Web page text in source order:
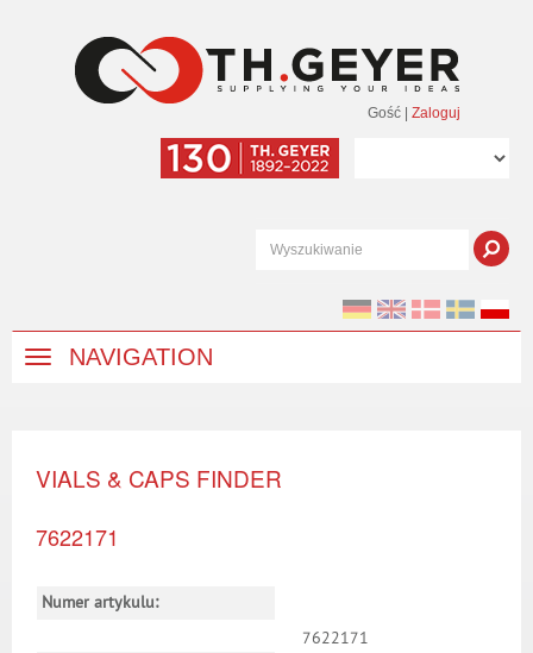
Gość Zaloguj
NAVIGATION
VIALS & CAPS FINDER
7622171
Numer artykulu:
7622171